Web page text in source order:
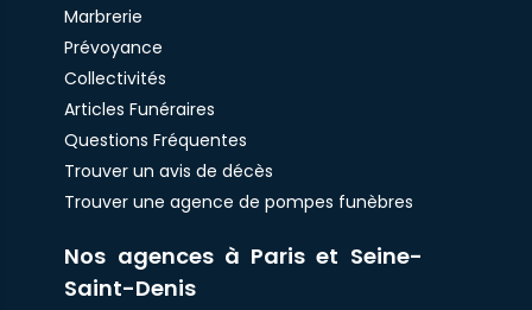
Marbrerie
Prévoyance
Collectivités
Articles Funéraires
Questions Fréquentes
Trouver un avis de décès
Trouver une agence de pompes funèbres
Nos agences à Paris et Seine-
Saint-Denis